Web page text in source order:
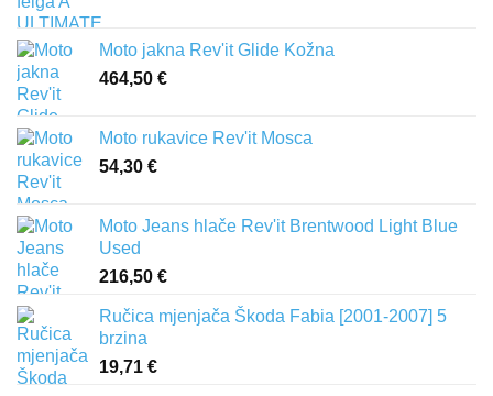
Moto jakna Rev'it Glide Kožna
464,50 €
Moto rukavice Rev'it Mosca
54,30 €
Moto Jeans hlače Rev'it Brentwood Light Blue
Used
216,50 €
Ručica mjenjača Škoda Fabia [2001-2007] 5
brzina
19,71 €